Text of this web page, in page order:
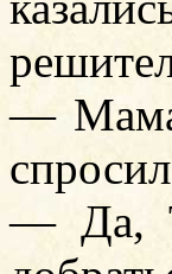
—
— Да,